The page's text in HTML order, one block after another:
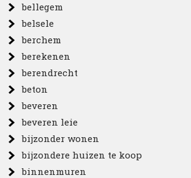
bellegem
belsele
berchem
berekenen
berendrecht
beton
beveren
beveren leie
bijzonder wonen
bijzondere huizen te koop
binnenmuren